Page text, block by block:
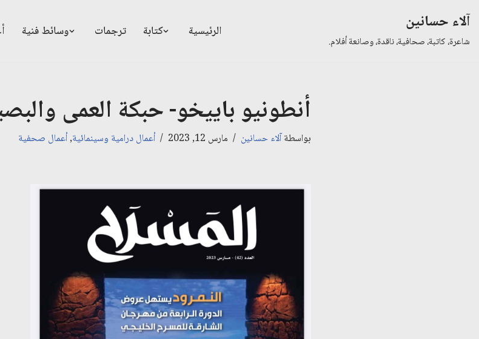
تخطى
آلاء حسانين
شاعرة، كاتبة، صحافية، ناقدة، وصانعة أفلام.
الرئيسية كتابة ترجمات وسائط فنية
أنطونيو باييخو- حبكة العمى
بواسطةآلاء حسانين مارس 12, 2023 أعمال درامية وسينمائية,أعمال صحفية